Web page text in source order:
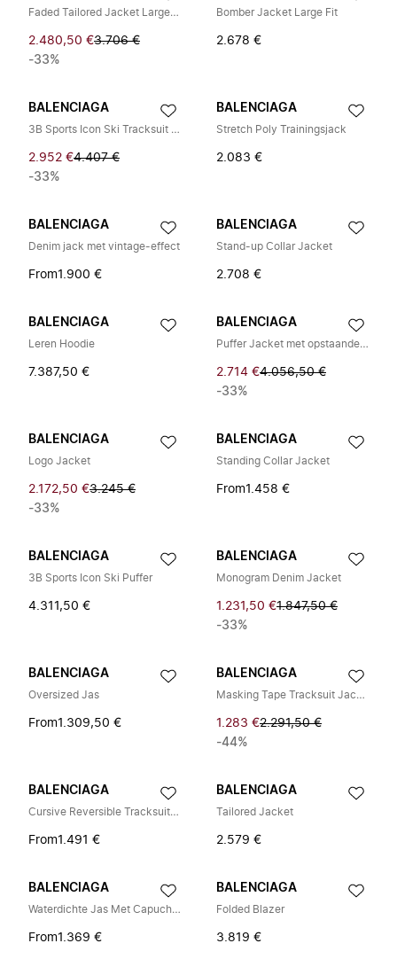
Faded Tailored Jacket Large Fit
2.480,50 €3.706 €
-33%
Bomber Jacket Large Fit
2.678 €
BALENCIAGA
3B Sports Icon Ski Tracksuit Parka
2.952 €4.407 €
-33%
BALENCIAGA
Stretch Poly Trainingsjack
2.083 €
BALENCIAGA
Denim jack met vintage-effect
From1.900 €
BALENCIAGA
Stand-up Collar Jacket
2.708 €
BALENCIAGA
Leren Hoodie
7.387,50 €
BALENCIAGA
Puffer Jacket met opstaande kraag
2.714 €4.056,50 €
-33%
BALENCIAGA
Logo Jacket
2.172,50 €3.245 €
-33%
BALENCIAGA
Standing Collar Jacket
From1.458 €
BALENCIAGA
3B Sports Icon Ski Puffer
4.311,50 €
BALENCIAGA
Monogram Denim Jacket
1.231,50 €1.847,50 €
-33%
BALENCIAGA
Oversized Jas
From1.309,50 €
BALENCIAGA
Masking Tape Tracksuit Jacket
1.283 €2.291,50 €
-44%
BALENCIAGA
Cursive Reversible Tracksuit Jacket
From1.491 €
BALENCIAGA
Tailored Jacket
2.579 €
BALENCIAGA
Waterdichte Jas Met Capuchon
From1.369 €
BALENCIAGA
Folded Blazer
3.819 €